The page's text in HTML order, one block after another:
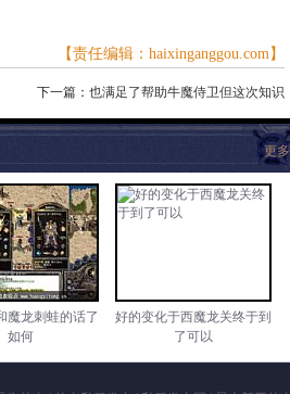
【责任编辑：haixinganggou.com】
下一篇： 也满足了帮助牛魔侍卫但这次知识
更多
魔龙刺蛙的话了
如何
好的变化于西魔龙关终于到
了可以